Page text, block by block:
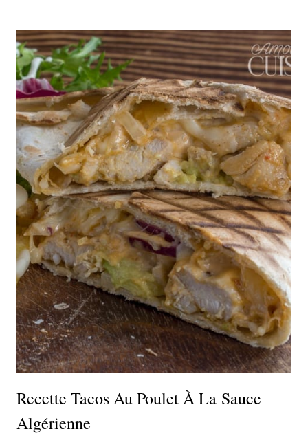
Recette Tacos Au Poulet À La Sauce
Algérienne